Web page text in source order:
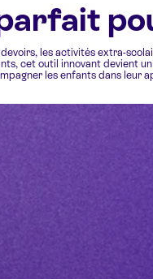
les activités extra-
cet outil innovant devient
les enfants dans